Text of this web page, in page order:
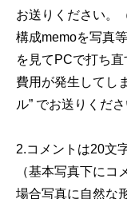
お送りください。
構成memoを写真
を見てPCで打ち直
費用が発生してし
ル” でお送りくださ
2.コメントは20文
（基本写真下にコ
場合写真に自然な